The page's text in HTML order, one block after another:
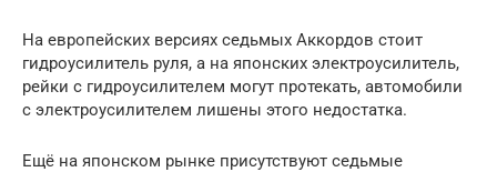
На европейских версиях седьмых Аккордов стоит
гидроусилитель руля, а на японских электроусилитель,
рейки с гидроусилителем могут протекать, автомобили
с электроусилителем лишены этого недостатка.
Ещё на японском рынке присутствуют седьмые